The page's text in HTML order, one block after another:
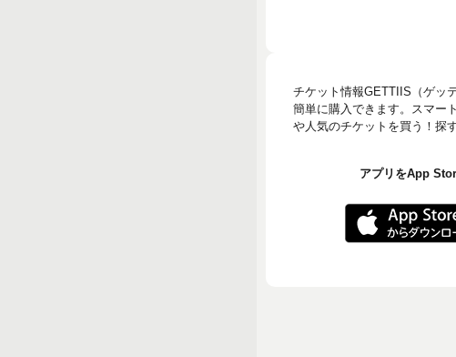
チケット情報GETTIIS（ゲッ
簡単に購入できます。スマー
や人気のチケットを買う！探
アプリをApp